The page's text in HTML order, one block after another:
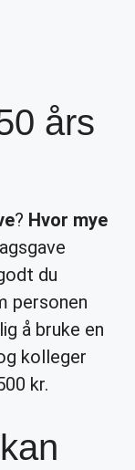
års
? Hvor mye
du
personen
å bruke en
kolleger
kr.